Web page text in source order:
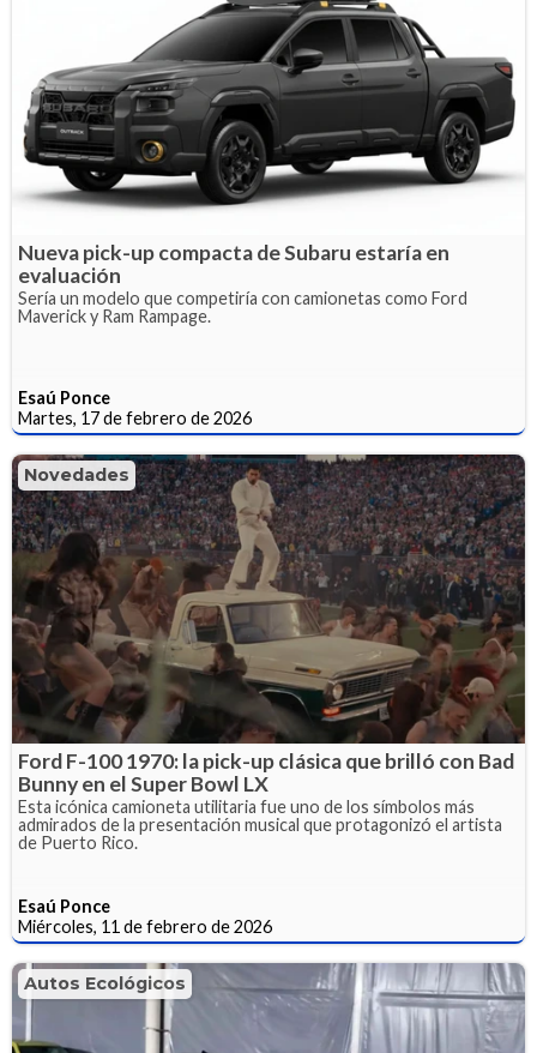
Nueva pick-up compacta de Subaru estaría en
evaluación
Sería un modelo que competiría con camionetas como Ford
Maverick y Ram Rampage.
Esaú Ponce
Martes, 17 de febrero de 2026
Novedades
Ford F-100 1970: la pick-up clásica que brilló con Bad
Bunny en el Super Bowl LX
Esta icónica camioneta utilitaria fue uno de los símbolos más
admirados de la presentación musical que protagonizó el artista
de Puerto Rico.
Esaú Ponce
Miércoles, 11 de febrero de 2026
Autos Ecológicos